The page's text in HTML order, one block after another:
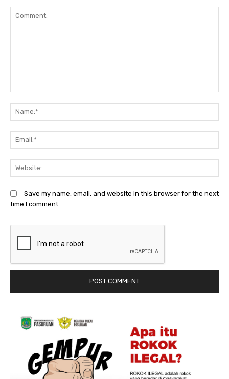
Save my name, email, and website in this browser for the next
time I comment.